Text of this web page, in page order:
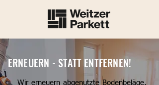
Wir erneuern abgenutzte Bodenbeläge,
ERNEUERN - STATT ENTFERNEN!